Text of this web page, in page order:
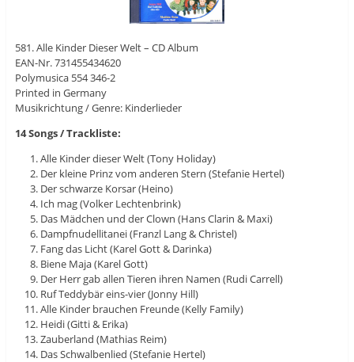
581. Alle Kinder Dieser Welt – CD Album
EAN-Nr. 731455434620
Polymusica 554 346-2
Printed in Germany
Musikrichtung / Genre: Kinderlieder
14 Songs / Trackliste:
Alle Kinder dieser Welt (Tony Holiday)
Der kleine Prinz vom anderen Stern (Stefanie Hertel)
Der schwarze Korsar (Heino)
Ich mag (Volker Lechtenbrink)
Das Mädchen und der Clown (Hans Clarin & Maxi)
Dampfnudellitanei (Franzl Lang & Christel)
Fang das Licht (Karel Gott & Darinka)
Biene Maja (Karel Gott)
Der Herr gab allen Tieren ihren Namen (Rudi Carrell)
Ruf Teddybär eins-vier (Jonny Hill)
Alle Kinder brauchen Freunde (Kelly Family)
Heidi (Gitti & Erika)
Zauberland (Mathias Reim)
Das Schwalbenlied (Stefanie Hertel)